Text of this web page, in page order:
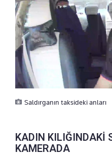
Saldırganın taksideki anları
KADIN KILIĞINDAKİ
KAMERADA